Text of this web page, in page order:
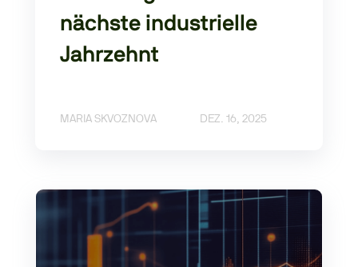
nächste industrielle
Jahrzehnt
MARIA SKVOZNOVA DEZ. 16, 2025